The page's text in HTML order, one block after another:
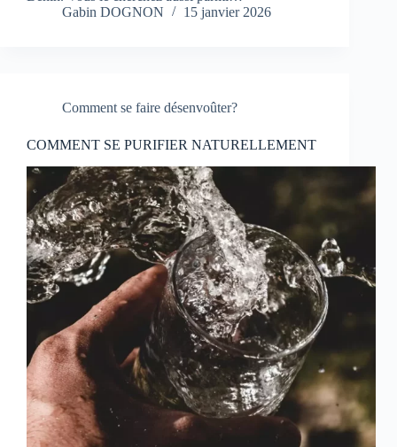
Gabin DOGNON
15 janvier 2026
Comment se faire désenvoûter?
COMMENT SE PURIFIER NATURELLEMENT